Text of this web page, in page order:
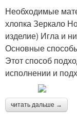
Необходимые
хлопка Зеркало
изделие) Игла и
Основные
Этот способ
исполнении и
читать дальше →